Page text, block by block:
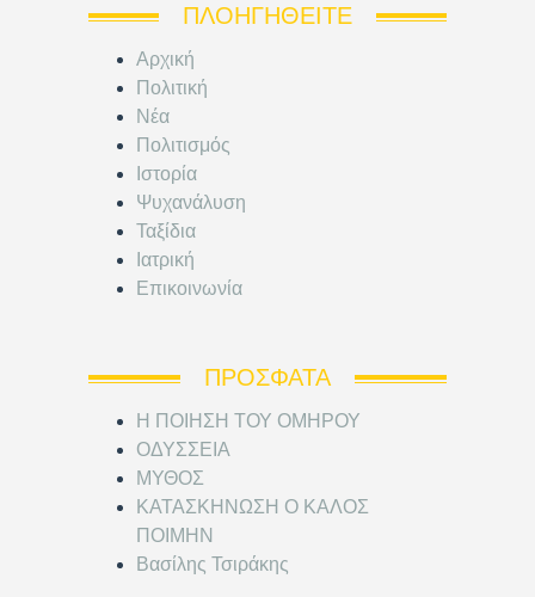
ΠΛΟΗΓΗΘΕΊΤΕ
Αρχική
Πολιτική
Νέα
Πολιτισμός
Ιστορία
Ψυχανάλυση
Ταξίδια
Ιατρική
Επικοινωνία
ΠΡΌΣΦΑΤΑ
Η ΠΟΙΗΣΗ ΤΟΥ ΟΜΗΡΟΥ
ΟΔΥΣΣΕΙΑ
ΜΥΘΟΣ
ΚΑΤΑΣΚΗΝΩΣΗ Ο ΚΑΛΟΣ
ΠΟΙΜΗΝ
Βασίλης Τσιράκης